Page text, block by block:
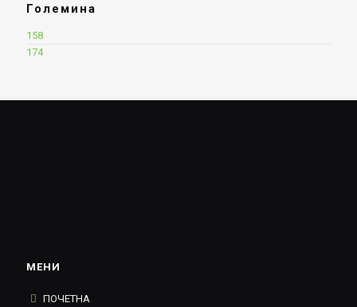
Големина
158
174
МЕНИ
ПОЧЕТНА